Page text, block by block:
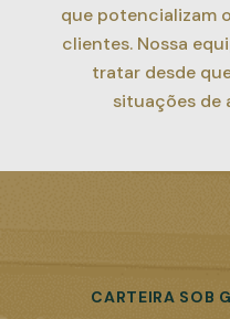
que potencializam
clientes. Nossa
tratar desde
situações de
CARTEIRA SOB